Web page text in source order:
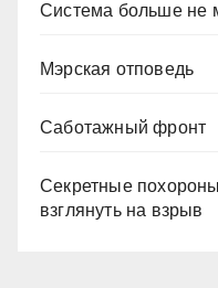
Система больше не
Мэрская отповедь
Саботажный фронт
Секретные
взглянуть на взрыв